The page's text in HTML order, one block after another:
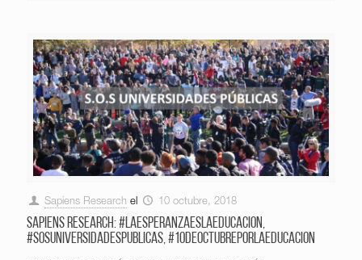
Sapiens Research el 10 octubre, 2018
Sapiens Research: #LaEsperanzaEsLaEducacion,
#SOSUniversidadesPublicas, #10deoctubreporlaeducacion